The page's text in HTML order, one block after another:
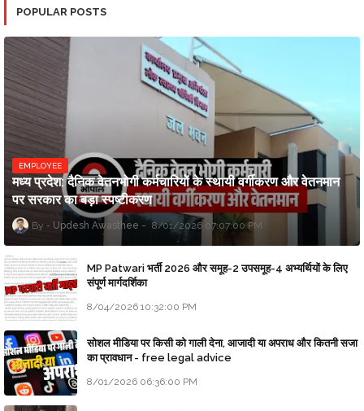
POPULAR POSTS
EMPLOYEE
मध्य प्रदेश: दैनिक वेतनभोगी कर्मचारियों के स्थायी वर्गीकरण और वेतनमान
पर सरकार का बड़ा स्पष्टीकरण
Updesh Awasthee 8/01/2026 07:07:00 PM
MP Patwari भर्ती 2026 और समूह-2 उपसमूह-4 अभ्यर्थियों के लिए
संपूर्ण मार्गदर्शिका
8/04/2026 10:32:00 PM
सोशल मीडिया पर किसी को गाली देना, आजादी या अपराध और कितनी सजा
का प्रावधान - free legal advice
8/01/2026 06:36:00 PM